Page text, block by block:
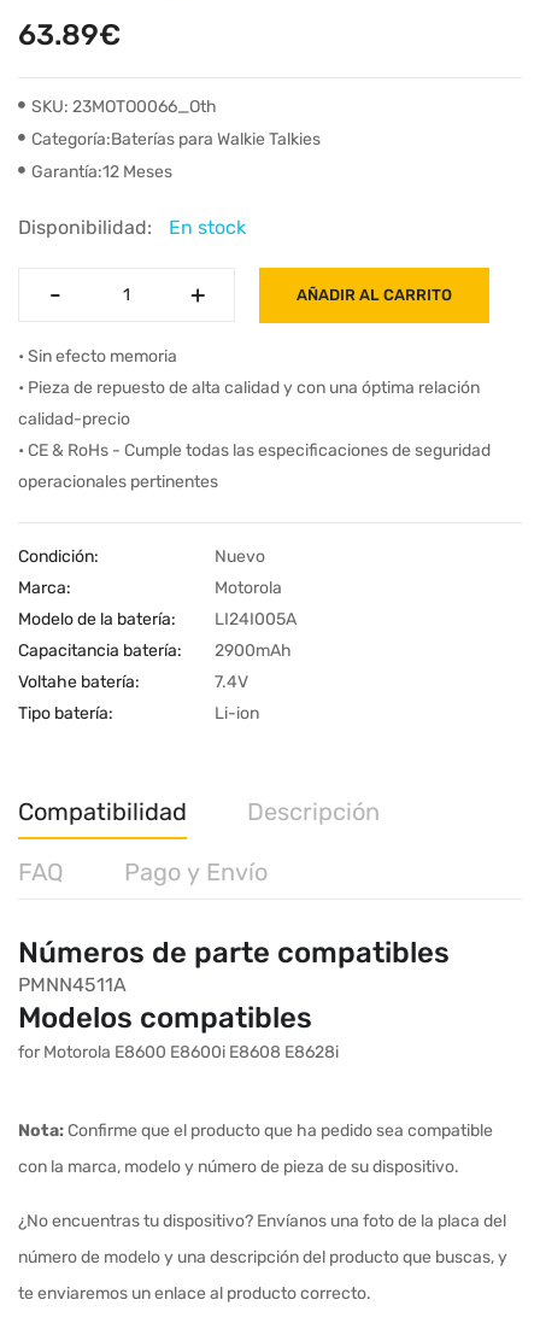
63.89€
SKU: 23MOTO0066_Oth
Categoría:Baterías para Walkie Talkies
Garantía:12 Meses
Disponibilidad: En stock
- +
- + AÑADIR AL CARRITO
• Sin efecto memoria
• Pieza de repuesto de alta calidad y con una óptima relación
calidad-precio
• CE & RoHs - Cumple todas las especificaciones de seguridad
operacionales pertinentes
Condición:
Nuevo
Marca:
Motorola
Modelo de la batería:
LI24I005A
Capacitancia batería:
2900mAh
Voltahe batería:
7.4V
Tipo batería:
Li-ion
Compatibilidad Descripción
FAQ Pago y Envío
Números de parte compatibles
PMNN4511A
Modelos compatibles
for Motorola E8600 E8600i E8608 E8628i
Nota:Confirme que el producto que ha pedido sea compatible
con la marca, modelo y número de pieza de su dispositivo.
¿No encuentras tu dispositivo? Envíanos una foto de la placa del
número de modelo y una descripción del producto que buscas, y
te enviaremos un enlace al producto correcto.